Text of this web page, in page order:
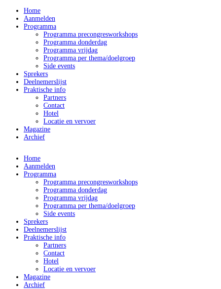
Home
Aanmelden
Programma
Programma precongresworkshops
Programma donderdag
Programma vrijdag
Programma per thema/doelgroep
Side events
Sprekers
Deelnemerslijst
Praktische info
Partners
Contact
Hotel
Locatie en vervoer
Magazine
Archief
Home
Aanmelden
Programma
Programma precongresworkshops
Programma donderdag
Programma vrijdag
Programma per thema/doelgroep
Side events
Sprekers
Deelnemerslijst
Praktische info
Partners
Contact
Hotel
Locatie en vervoer
Magazine
Archief